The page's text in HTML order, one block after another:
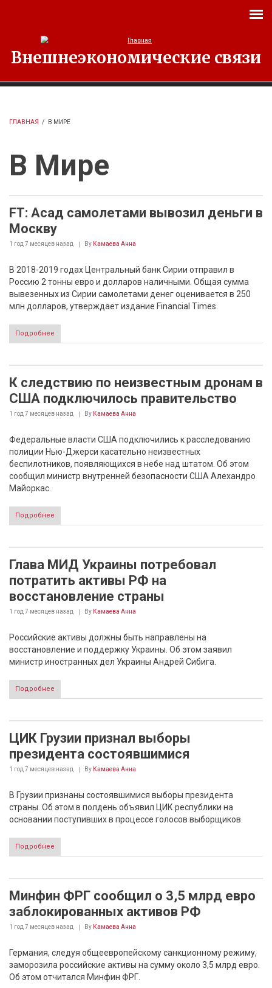
Внешнеэкономические связи
ГЛАВНАЯ / В МИРЕ
В Мире
FT: Асад самолетами вывозил деньги в
Москву
1 год 7 месяцев назад By Камаева Анна
В 2018-2019 годах Центральный банк Сирии отправил в
Россию 2 тонны евро и долларов наличными. Общая сумма
вывезенных из Сирии самолетами денег оценивается в 250
млн долларов, утверждает издание Financial Times.
Подробнее
К следствию по неизвестным дронам в
США подключилось правительство
1 год 7 месяцев назад By Камаева Анна
Федеральные власти США подключились к расследованию
полиции Нью-Джерси касательно неизвестных
беспилотников, появляющихся в небе над штатом. Об этом
сообщил министр внутренней безопасности США Алехандро
Майоркас.
Подробнее
Глава МИД Украины потребовал
потратить активы РФ на
восстановление страны
1 год 7 месяцев назад By Камаева Анна
Российские активы должны быть направлены на
восстановление и поддержку Украины. Об этом заявил
министр иностранных дел Украины Андрей Сибига.
Подробнее
ЦИК Грузии признал выборы
президента состоявшимися
1 год 7 месяцев назад By Камаева Анна
В Грузии признаны состоявшимися выборы президента
страны. Об этом в полдень объявил ЦИК республики на
основании поступивших в процессе голосов выборщиков.
Подробнее
Минфин ФРГ сообщил о 3,5 млрд евро
заблокированных активов РФ
1 год 7 месяцев назад By Камаева Анна
Германия, следуя общеевропейскому санкционному режиму,
заморозила российские активы на сумму около 3,5 млрд евро.
Об этом отчитался Минфин ФРГ.